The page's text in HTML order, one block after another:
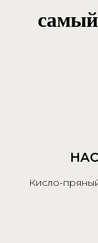
Кисло-